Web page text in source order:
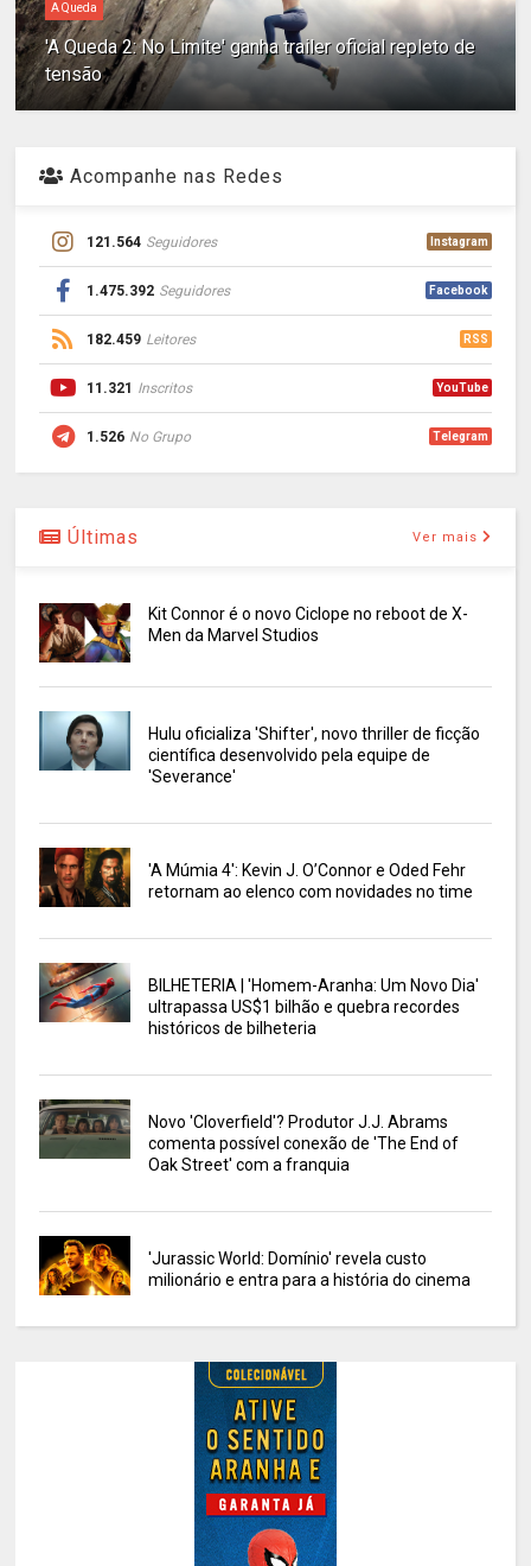
A Queda
'A Queda 2: No Limite' ganha trailer oficial repleto de
tensão
Acompanhe nas Redes
121.564 Seguidores Instagram
1.475.392 Seguidores Facebook
182.459 Leitores RSS
11.321 Inscritos YouTube
1.526 No Grupo Telegram
Últimas Ver mais
Kit Connor é o novo Ciclope no reboot de X-
Men da Marvel Studios
Hulu oficializa 'Shifter', novo thriller de ficção
científica desenvolvido pela equipe de
'Severance'
'A Múmia 4': Kevin J. O’Connor e Oded Fehr
retornam ao elenco com novidades no time
BILHETERIA | 'Homem-Aranha: Um Novo Dia'
ultrapassa US$1 bilhão e quebra recordes
históricos de bilheteria
Novo 'Cloverfield'? Produtor J.J. Abrams
comenta possível conexão de 'The End of
Oak Street' com a franquia
'Jurassic World: Domínio' revela custo
milionário e entra para a história do cinema